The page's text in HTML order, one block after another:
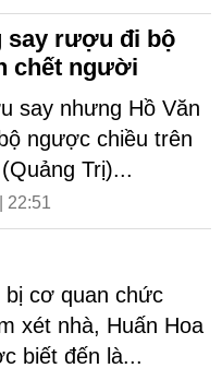
say rượu đi bộ
chết người
say nhưng Hồ Văn
ngược chiều trên
Trị)...
22:51
cơ quan chức
xét nhà, Huấn Hoa
biết đến là...